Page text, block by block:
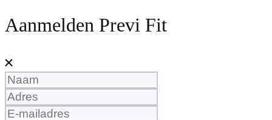
Aanmelden Previ Fit
Leave
this
field